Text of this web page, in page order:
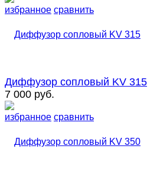
избранное сравнить
избранное сравнить
Диффузор сопловый KV 315
7 000 руб.